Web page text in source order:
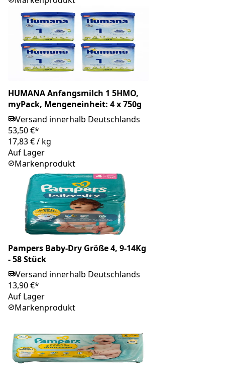
HUMANA Anfangsmilch 1 5HMO,
myPack, Mengeneinheit: 4 x 750g
Versand innerhalb Deutschlands
53,50 €*
17,83 €/ kg
Auf Lager
Markenprodukt
Pampers Baby-Dry Größe 4, 9-14Kg
- 58 Stück
Versand innerhalb Deutschlands
13,90 €*
Auf Lager
Markenprodukt